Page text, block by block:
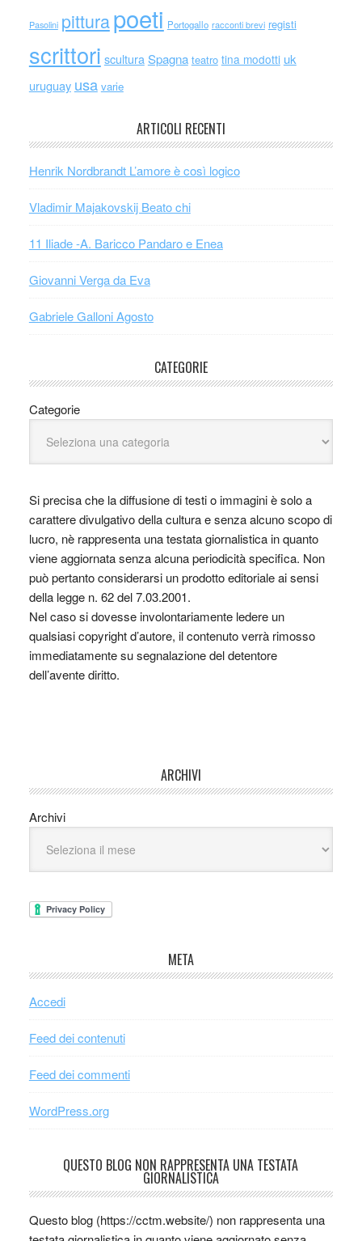
Pasolini pitturapoeti Portogallo racconti brevi registi
scrittori scultura Spagna teatro tina modotti uk
uruguay usa varie
ARTICOLI RECENTI
Henrik Nordbrandt L’amore è così logico
Vladimir Majakovskij Beato chi
11 Iliade -A. Baricco Pandaro e Enea
Giovanni Verga da Eva
Gabriele Galloni Agosto
CATEGORIE
Categorie
Si precisa che la diffusione di testi o immagini è solo a
carattere divulgativo della cultura e senza alcuno scopo di
lucro, nè rappresenta una testata giornalistica in quanto
viene aggiornata senza alcuna periodicità specifica. Non
può pertanto considerarsi un prodotto editoriale ai sensi
della legge n. 62 del 7.03.2001.
Nel caso si dovesse involontariamente ledere un
qualsiasi copyright d’autore, il contenuto verrà rimosso
immediatamente su segnalazione del detentore
dell’avente diritto.
ARCHIVI
Archivi
META
Accedi
Feed dei contenuti
Feed dei commenti
WordPress.org
QUESTO BLOG NON RAPPRESENTA UNA TESTATA
GIORNALISTICA
Questo blog (https://cctm.website/) non rappresenta una